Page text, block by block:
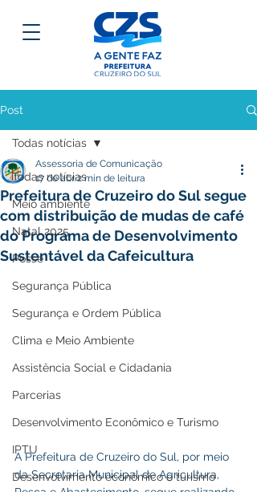
Post
Todas notícias
Meio ambiente
Natal 2025
Posse
Segurança Pública
Segurança e Ordem Pública
Clima e Meio Ambiente
Assistência Social e Cidadania
Parcerias
Desenvolvimento Econômico e Turismo
IPTU
Desenvolvimento econômico e turismo
Todas notícias
Prefeitura de Cruzeiro do Sul segue
com distribuição de mudas de café
do Programa de Desenvolvimento
Sustentável da Cafeicultura
Assessoria de Comunicação
17 de abr.2 min de leitura
A Prefeitura de Cruzeiro do Sul, por meio
da Secretaria Municipal de Agricultura,